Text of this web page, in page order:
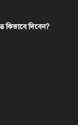
কিভাবে দিবেন?